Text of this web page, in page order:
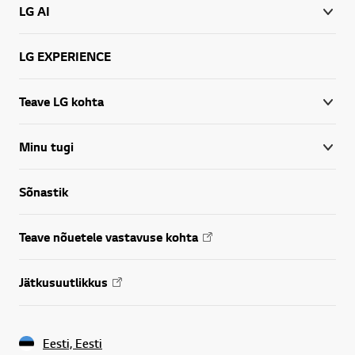
LG AI
LG EXPERIENCE
Teave LG kohta
Minu tugi
Sõnastik
Teave nõuetele vastavuse kohta
Jätkusuutlikkus
Eesti, Eesti